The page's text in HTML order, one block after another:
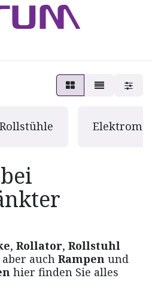
Rollstühle
, Rollator, Rollstuhl
aber auch Rampen und
hier finden Sie alles